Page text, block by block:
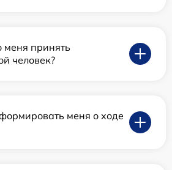
меня принять
человек?
меня о ходе